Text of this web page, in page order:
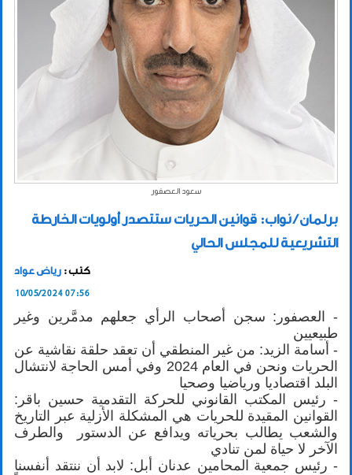
سعود العصفور
برلمان / نواب: قوانين الحريات ستتصدر أولويات الخارطة
التشريعية للمجلس الحالي
كتب : رياض عواد
10/05/2024 07:56
- العصفور: سجن أصحاب الرأي جعلهم مدمَّرين وغير
طبيعيين
- أسامة الزيد: من غير المنطقي أن تعقد حلقة نقاشية عن
الحريات ونحن في العام 2024 وفي أمس الحاجة لانتشال
البلد اقتصاديا ورياضيا وصحيا
- رئيس المكتب القانوني للحركة التقدمية حسين باقر:
القوانين المقيدة للحريات هي المشكلة الأزلية عبر التاريخ
والشعب يطالب بحرياته ويدافع عن الدستور والطرف
الآخر لا حياة لمن تنادي
- رئيس جمعية المحامين عدنان أبل: لابد أن ننتقد أنفسنا